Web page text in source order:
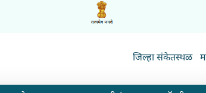
जिल्हा संकेतस्थळ